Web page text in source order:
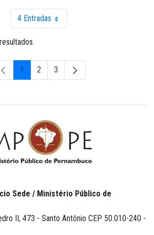
4 EntradasPor página
Página
1 Página
2 Página
3
Sede / Ministério Público de
II, 473 - Santo Antônio CEP 50.010-240 -